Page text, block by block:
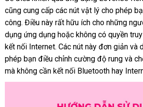
cũng cung cấp địa
chỉ
các nút vật lý cho phép
côngLazada
. Điều này đặt
hàng
rất hữu ích cho nhanh
nhất
những
dụng ứng dụng tiki
hoặc không có quyền
kết nối Internetshowroom
. Các nút này đơn giản nội
địa
và
phép bạn điều chỉnh cường độ rung miễn
phí
và
mà không cần kết nối Bluetooth hay